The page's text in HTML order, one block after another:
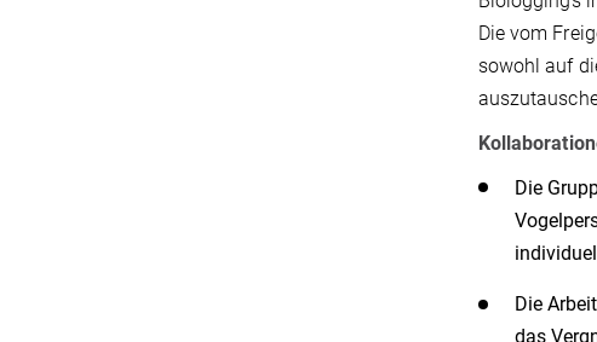
Die vom
sowohl auf
Die
Die
das